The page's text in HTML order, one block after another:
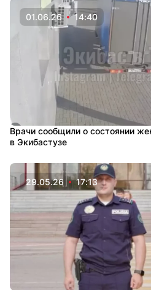
01.06.26 14:40
Врачи сообщили о состоянии
в Экибастузе
29.05.26 17:13